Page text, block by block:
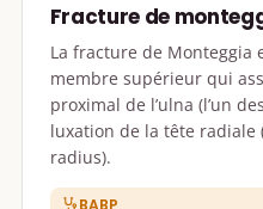
Fracture de
La fracture de Monteggia
membre supérieur qui
proximal de l’ulna (l’un
luxation de la tête
radius).
BABP